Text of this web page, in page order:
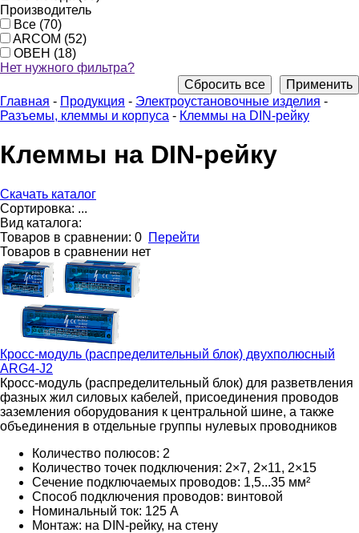
Производитель
Все (70)
ARCOM (52)
ОВЕН (18)
Нет нужного фильтра?
Применить
Сбросить все
Главная - Продукция - Электроустановочные изделия -
Разъемы, клеммы и корпуса - Клеммы на DIN-рейку
Клеммы на DIN-рейку
Скачать каталог
Сортировка: ...
Вид каталога:
Товаров в сравнении: 0 Перейти
Товаров в сравнении нет
Кросс-модуль (распределительный блок) двухполюсный
ARG4-J2
Кросс-модуль (распределительный блок) для разветвления
фазных жил силовых кабелей, присоединения проводов
заземления оборудования к центральной шине, а также
объединения в отдельные группы нулевых проводников
Количество полюсов: 2
Количество точек подключения: 2×7, 2×11, 2×15
Сечение подключаемых проводов: 1,5...35 мм²
Способ подключения проводов: винтовой
Номинальный ток: 125 А
Монтаж: на DIN-рейку, на стену